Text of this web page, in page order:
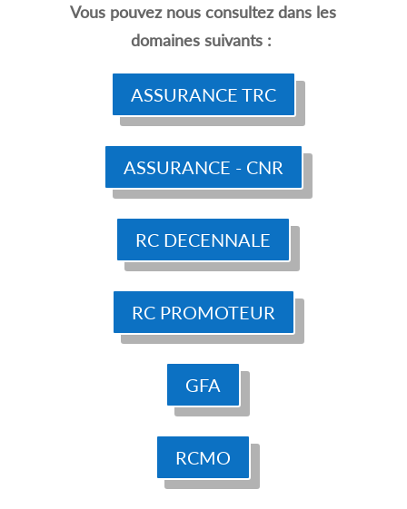
Vous pouvez nous consultez dans les
domaines suivants :
ASSURANCE TRC
ASSURANCE - CNR
RC DECENNALE
RC PROMOTEUR
GFA
RCMO